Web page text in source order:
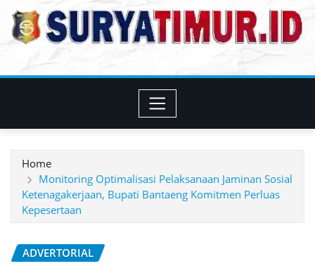
Home
Monitoring Optimalisasi Pelaksanaan Jaminan Sosial
Ketenagakerjaan, Bupati Bantaeng Komitmen Perluas
Kepesertaan
ADVERTORIAL